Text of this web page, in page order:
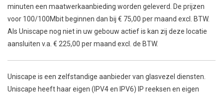
minuten een maatwerkaanbieding worden geleverd. De prijzen
voor 100/100Mbit beginnen dan bij € 75,00 per maand excl. BTW.
Als Uniscape nog niet in uw gebouw actief is kan zij deze locatie
aansluiten v.a. € 225,00 per maand excl. de BTW.
Uniscape is een zelfstandige aanbieder van glasvezel diensten.
Uniscape heeft haar eigen (IPV4 en IPV6) IP reeksen en eigen